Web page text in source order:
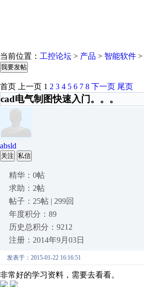
当前位置： 工控论坛 > 产品 > 智能软件 >
我要发帖
首页 上一页 1 2 3 4 5 6 7 8 下一页 尾页
cad电气制图快速入门。。。
absld
关注 私信
精华：0帖
求助：2帖
帖子：25帖 | 299回
年度积分：89
历史总积分：9212
注册：2014年9月03日
发表于：2015-01-22 16:16:51
非常好的学习资料，需要去看看。